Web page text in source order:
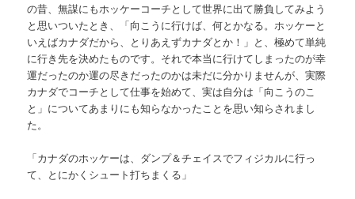
の昔、無謀にもホッケーコーチとして世界に出て勝負してみよう
と思いついたとき、「向こうに行けば、何とかなる。ホッケーと
いえばカナダだから、とりあえずカナダとか！」と、極めて単純
に行き先を決めたものです。それで本当に行けてしまったのが幸
運だったのか運の尽きだったのかは未だに分かりませんが、実際
カナダでコーチとして仕事を始めて、実は自分は「向こうのこ
と」についてあまりにも知らなかったことを思い知らされまし
た。
「カナダのホッケーは、ダンプ＆チェイスでフィジカルに行っ
て、とにかくシュート打ちまくる」